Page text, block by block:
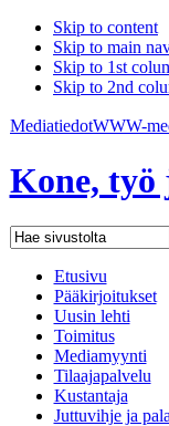
Skip to content
Skip to main
Skip to 1st
Skip to 2nd
MediatiedotWWW-
Kone, työ
Etusivu
Pääkirjoitukset
Uusin lehti
Toimitus
Mediamyynti
Tilaajapalvelu
Kustantaja
Juttuvihje ja